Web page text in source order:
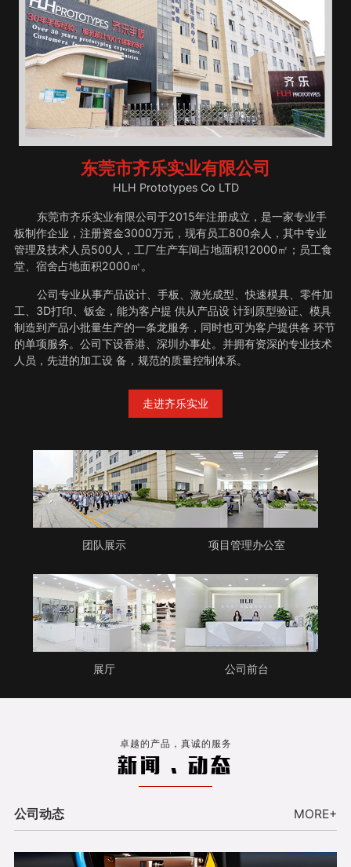
东莞市齐乐实业有限公司
HLH Prototypes Co LTD
东莞市齐乐实业有限公司于2015年注册成立，是一家专业手
板制作企业，注册资金3000万元，现有员工800余人，其中专业
管理及技术人员500人，工厂生产车间占地面积12000㎡；员工食
堂、宿舍占地面积2000㎡。
公司专业从事产品设计、手板、激光成型、快速模具、零件加
工、3D打印、钣金，能为客户提 供从产品设 计到原型验证、模具
制造到产品小批量生产的一条龙服务，同时也可为客户提供各 环节
的单项服务。公司下设香港、深圳办事处。并拥有资深的专业技术
人员，先进的加工设 备，规范的质量控制体系。
走进齐乐实业
团队展示 项目管理办公室
展厅 公司前台
卓越的产品，真诚的服务
新闻 . 动态
公司动态 MORE+